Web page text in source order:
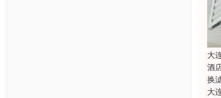
大
酒
换
大